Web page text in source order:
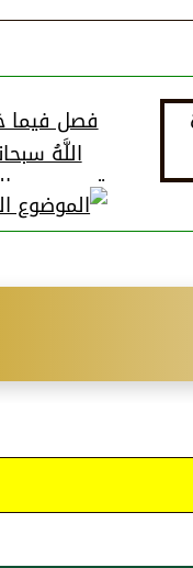
فصل فيما
اللَّهُ
بتحريمه مِن
على لسان
وسلم